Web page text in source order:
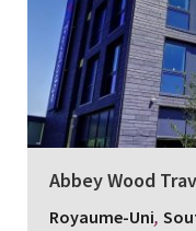
Abbey Wood
Royaume-Uni,